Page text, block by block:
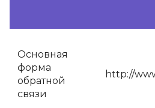
Основная
форма
обратной
связи
http://